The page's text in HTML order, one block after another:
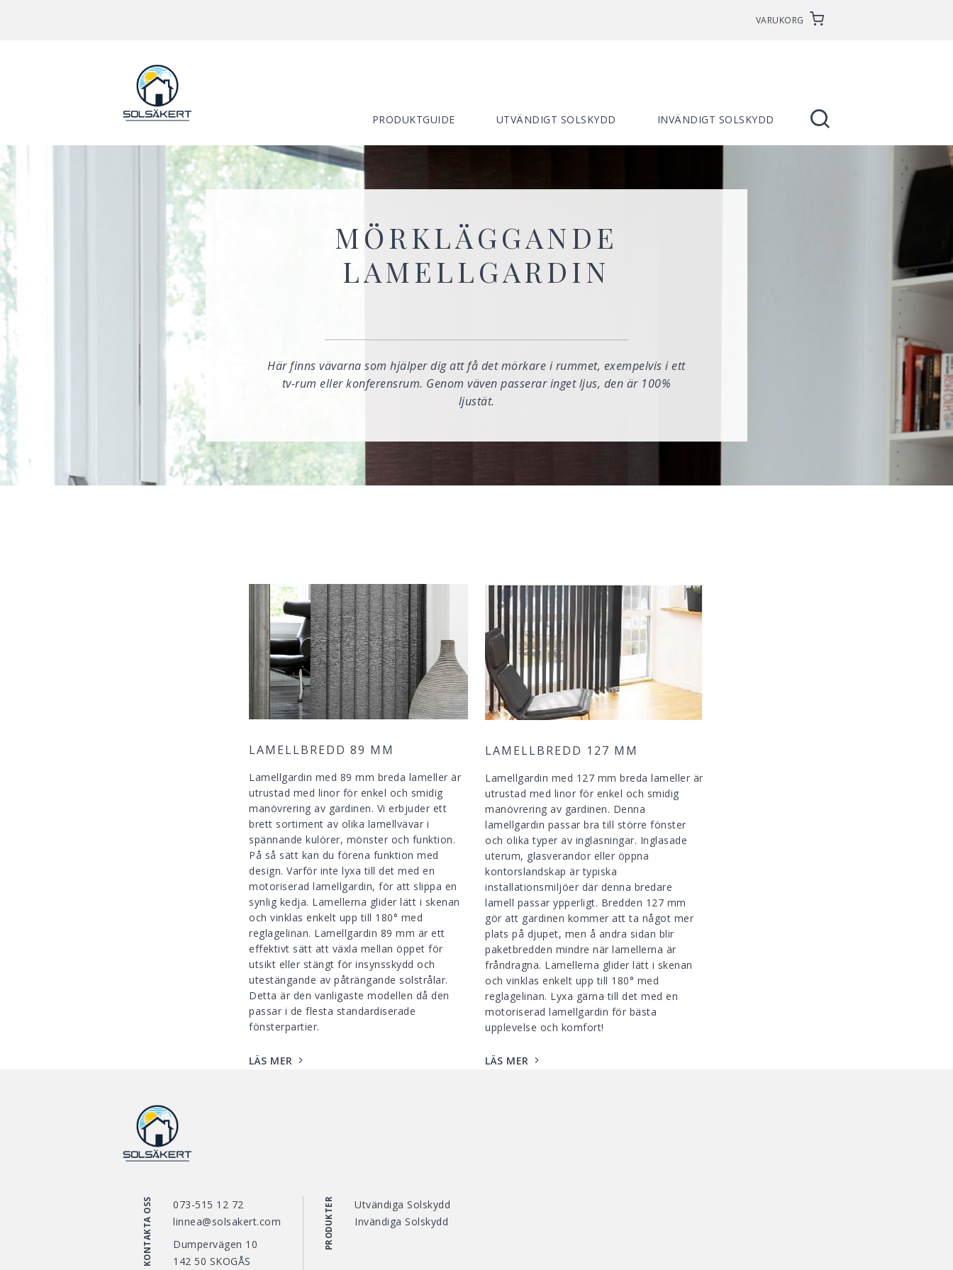
VARUKORG
PRODUKTGUIDE UTVÄNDIGT SOLSKYDD INVÄNDIGT SOLSKYDD
MÖRKLÄGGANDE
LAMELLGARDIN
Här finns vävarna som hjälper dig att få det mörkare i rummet, exempelvis i ett
tv-rum eller konferensrum. Genom väven passerar inget ljus, den är 100%
ljustät.
LAMELLBREDD 89 MM
Lamellgardin med 89 mm breda lameller är
utrustad med linor för enkel och smidig
manövrering av gardinen. Vi erbjuder ett
brett sortiment av olika lamellvävar i
spännande kulörer, mönster och funktion.
På så sätt kan du förena funktion med
design. Varför inte lyxa till det med en
motoriserad lamellgardin, för att slippa en
synlig kedja. Lamellerna glider lätt i skenan
och vinklas enkelt upp till 180° med
reglagelinan. Lamellgardin 89 mm är ett
effektivt sätt att växla mellan öppet för
utsikt eller stängt för insynsskydd och
utestängande av påträngande solstrålar.
Detta är den vanligaste modellen då den
passar i de flesta standardiserade
fönsterpartier.
LÄS MER
LAMELLBREDD 127 MM
Lamellgardin med 127 mm breda lameller är
utrustad med linor för enkel och smidig
manövrering av gardinen. Denna
lamellgardin passar bra till större fönster
och olika typer av inglasningar. Inglasade
uterum, glasverandor eller öppna
kontorslandskap är typiska
installationsmiljöer där denna bredare
lamell passar ypperligt. Bredden 127 mm
gör att gardinen kommer att ta något mer
plats på djupet, men å andra sidan blir
paketbredden mindre när lamellerna är
fråndragna. Lamellerna glider lätt i skenan
och vinklas enkelt upp till 180° med
reglagelinan. Lyxa gärna till det med en
motoriserad lamellgardin för bästa
upplevelse och komfort!
LÄS MER
KONTAKTA OSS
073-515 12 72
linnea@solsakert.com
Dumpervägen 10
142 50 SKOGÅS
PRODUKTER
Utvändiga Solskydd
Invändiga Solskydd